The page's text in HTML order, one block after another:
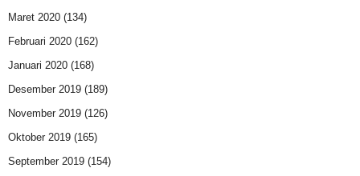
Maret 2020 (134)
Februari 2020 (162)
Januari 2020 (168)
Desember 2019 (189)
November 2019 (126)
Oktober 2019 (165)
September 2019 (154)